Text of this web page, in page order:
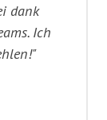
dank
Ich